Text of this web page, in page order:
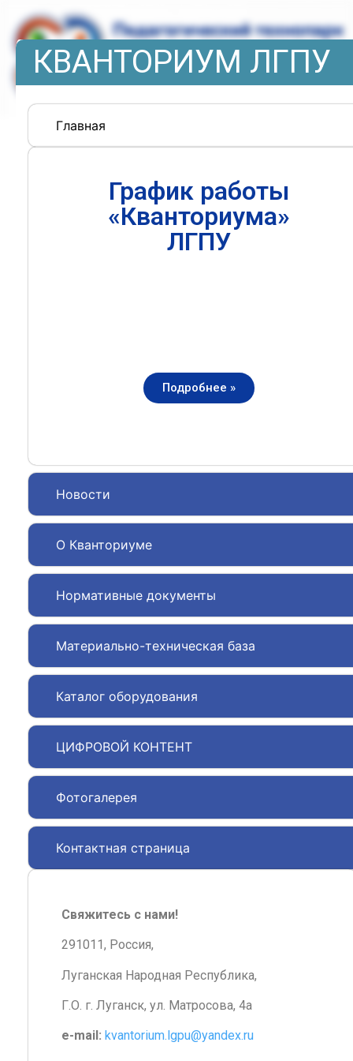
КВАНТОРИУМ ЛГПУ
Главная
Новости
О Кванториуме
Нормативные документы
Материально-техническая база
Каталог оборудования
ЦИФРОВОЙ КОНТЕНТ
Фотогалерея
Контактная страница
График работы
«Кванториума»
ЛГПУ
Подробнее »
Свяжитесь с нами!
291011, Россия,
Луганская Народная Республика,
Г.О. г. Луганск, ул. Матросова, 4а
e-mail: kvantorium.lgpu@yandex.ru